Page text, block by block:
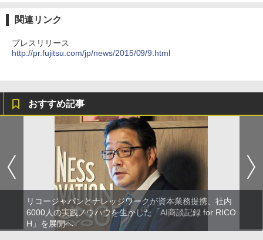
関連リンク
プレスリリース
http://pr.fujitsu.com/jp/news/2015/09/9.html
おすすめ記事
リコージャパンとナレッジワークが資本業務提携、社内
6000人の実践ノウハウを生かした「AI商談記録 for RICO
H」を展開へ